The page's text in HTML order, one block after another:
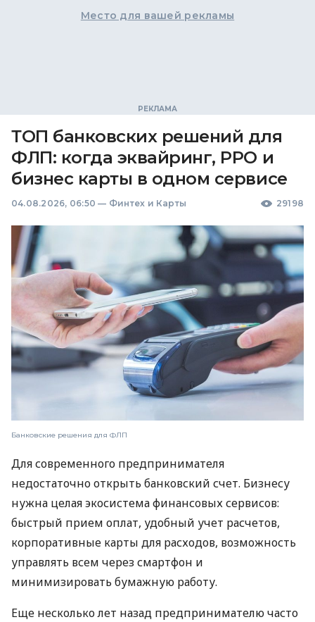
Место для вашей рекламы
ТОП банковских решений для
ФЛП: когда эквайринг, РРО и
бизнес карты в одном сервисе
04.08.2026, 06:50 — Финтех и Карты 29198
Банковские решения для ФЛП
Для современного предпринимателя
недостаточно открыть банковский счет. Бизнесу
нужна целая экосистема финансовых сервисов:
быстрый прием оплат, удобный учет расчетов,
корпоративные карты для расходов, возможность
управлять всем через смартфон и
минимизировать бумажную работу.
Еще несколько лет назад предпринимателю часто